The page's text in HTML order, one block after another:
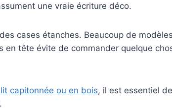
une vraie écriture déco.
cases étanches. Beaucoup de
en tête évite de commander quelque
capitonnée ou en bois, il est essentiel